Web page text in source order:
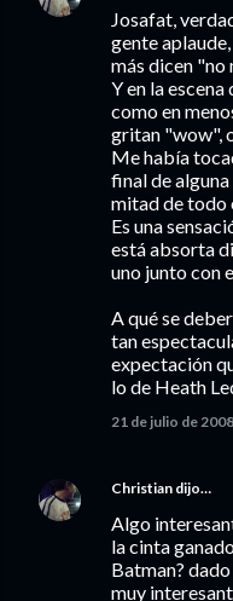
Josafat,
gente
más dicen "no
Y en la
como en
gritan "wow",
Me había
final de
mitad de todo
Es una
está absorta
uno junto con
A qué se
tan
expectación
lo de Heath
21 de julio de
Christian dijo…
Algo
la cinta
Batman?
muy